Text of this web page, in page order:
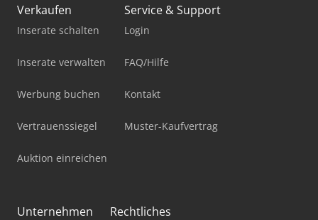
Verkaufen
Inserate schalten
Inserate verwalten
Werbung buchen
Vertrauenssiegel
Auktion einreichen
Service & Support
Login
FAQ/Hilfe
Kontakt
Muster-Kaufvertrag
Unternehmen Rechtliches